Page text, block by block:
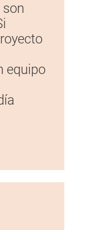
son
equipo